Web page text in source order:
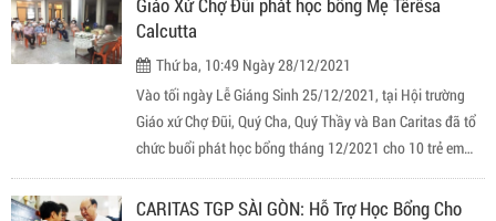
và bố mẹ mất vì Covid-19, không phân biệt tôn giáo tại
Calcutta
Thứ ba, 10:49 Ngày 28/12/2021
Vào tối ngày Lễ Giáng Sinh 25/12/2021, tại Hội trường
Giáo xứ Chợ Đũi, Quý Cha, Quý Thầy và Ban Caritas đã tổ
chức buổi phát học bổng tháng 12/2021 cho 10 trẻ em
mồ côi cha hoặc mẹ hoặc người nuôi dưỡng trong đại dịch
Covid vừa qua. Đây là lần thứ hai Giáo xứ tổ chức buổi
CARITAS TGP SÀI GÒN: Hỗ Trợ Học Bổng Cho